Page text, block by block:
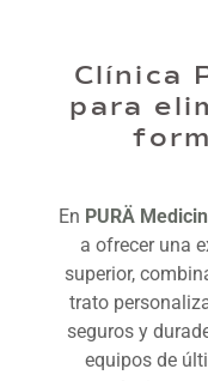
Clínica
para
En PURÄ
a ofrecer una
superior,
trato
seguros y
equipos de